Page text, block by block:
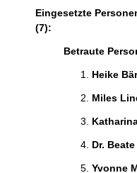
Eingesetzte
(7):
Betraute
Heike Bär
Miles
Dr.
Yvonne